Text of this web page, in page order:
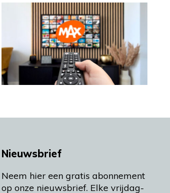
Nieuwsbrief
Neem hier een gratis abonnement
op onze nieuwsbrief. Elke vrijdag-